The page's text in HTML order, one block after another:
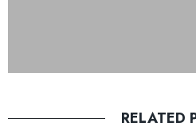
RELATED